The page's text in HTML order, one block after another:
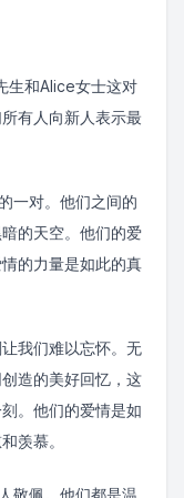
生和Alice女士这对
有人向新人表示最
一对。他们之间的
的天空。他们的爱
的力量是如此的真
我们难以忘怀。无
造的美好回忆，这
。他们的爱情是如
羡慕。
敬佩。他们都是温